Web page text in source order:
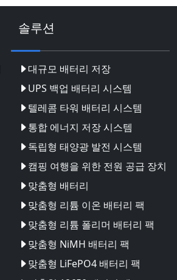
솔루션
대규모 배터리 저장
UPS 백업 배터리 시스템
텔레콤 타워 배터리 시스템
통합 에너지 저장 시스템
독립형 태양광 발전 시스템
캠핑 여행을 위한 전원 공급 장치
맞춤형 배터리
맞춤형 리튬 이온 배터리 팩
맞춤형 리튬 폴리머 배터리 팩
맞춤형 NiMH 배터리 팩
맞춤형 LiFePO4 배터리 팩